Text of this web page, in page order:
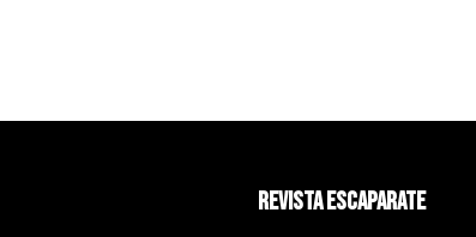
REVISTA ESCAPARATE